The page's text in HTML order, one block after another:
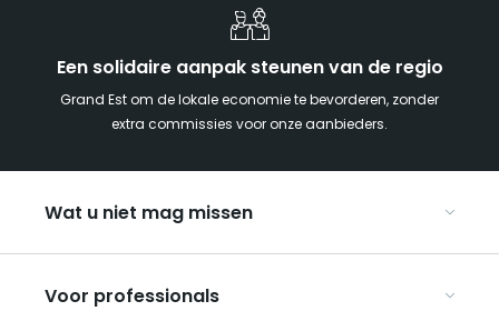
Een solidaire aanpak steunen van de regio
Grand Est om de lokale economie te bevorderen, zonder
extra commissies voor onze aanbieders.
Wat u niet mag missen
Met z’n tweeën
Voor professionals